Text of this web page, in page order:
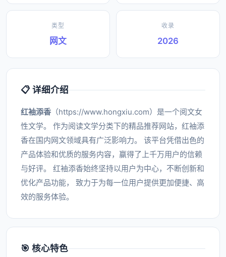
类型
网文
收录
2026
📋 详细介绍
红袖添香 （https://www.hongxiu.com）是一个阅文女
性文学。 作为阅读文学分类下的精品推荐网站，红袖添
香在国内网文领域具有广泛影响力。 该平台凭借出色的
产品体验和优质的服务内容，赢得了上千万用户的信赖
与好评。 红袖添香始终坚持以用户为中心，不断创新和
优化产品功能， 致力于为每一位用户提供更加便捷、高
效的服务体验。
🎯 核心特色